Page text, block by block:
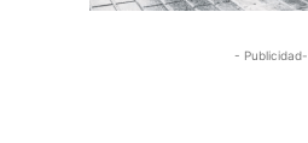
- Publicidad-